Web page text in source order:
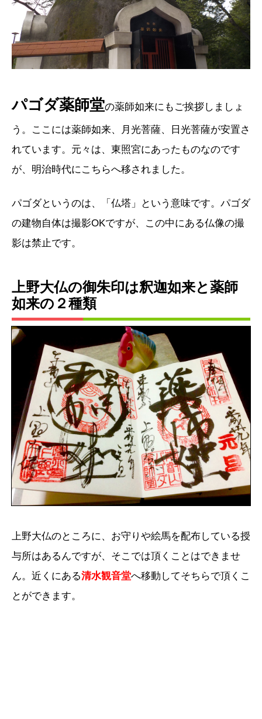
パゴダ薬師堂の薬師如来にもご挨拶しましょ
う。ここには薬師如来、月光菩薩、日光菩薩が安置さ
れています。元々は、東照宮にあったものなのです
が、明治時代にこちらへ移されました。
パゴダというのは、「仏塔」という意味です。パゴダ
の建物自体は撮影OKですが、この中にある仏像の撮
影は禁止です。
上野大仏の御朱印は釈迦如来と薬師
如来の ２種類
上野大仏のところに、お守りや絵馬を配布している授
与所はあるんですが、そこでは頂くことはできませ
ん。近くにある清水観音堂へ移動してそちらで頂くこ
とができます。